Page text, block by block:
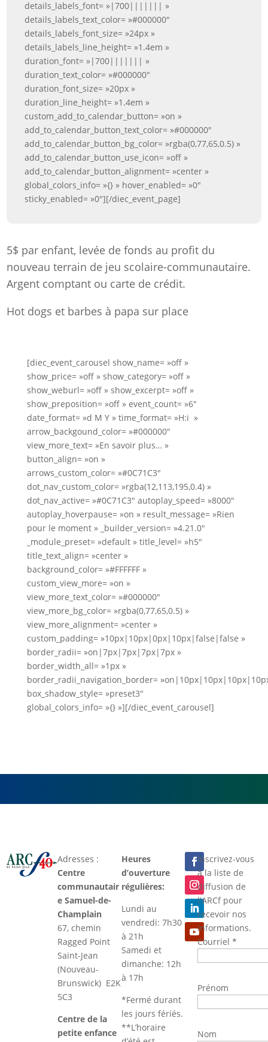
details_labels_font= »|700||||||| »
details_labels_text_color= »#000000″
details_labels_font_size= »24px »
details_labels_line_height= »1.4em »
duration_font= »|700||||||| »
duration_text_color= »#000000″
duration_font_size= »20px »
duration_line_height= »1.4em »
custom_add_to_calendar_button= »on »
add_to_calendar_button_text_color= »#000000″
add_to_calendar_button_bg_color= »rgba(0,77,65,0.5) »
add_to_calendar_button_use_icon= »off »
add_to_calendar_button_alignment= »center »
global_colors_info= »{} » hover_enabled= »0″
sticky_enabled= »0″][/diec_event_page]
5$ par enfant, levée de fonds au profit du
nouveau terrain de jeu scolaire-communautaire.
Argent comptant ou carte de crédit.
Hot dogs et barbes à papa sur place
[diec_event_carousel show_name= »off »
show_price= »off » show_category= »off »
show_weburl= »off » show_excerpt= »off »
show_preposition= »off » event_count= »6″
date_format= »d M Y » time_format= »H:i »
arrow_backgound_color= »#000000″
view_more_text= »En savoir plus… »
button_align= »on »
arrows_custom_color= »#0C71C3″
dot_nav_custom_color= »rgba(12,113,195,0.4) »
dot_nav_active= »#0C71C3″ autoplay_speed= »8000″
autoplay_hoverpause= »on » result_message= »Rien
pour le moment » _builder_version= »4.21.0″
_module_preset= »default » title_level= »h5″
title_text_align= »center »
background_color= »#FFFFFF »
custom_view_more= »on »
view_more_text_color= »#000000″
view_more_bg_color= »rgba(0,77,65,0.5) »
view_more_alignment= »center »
custom_padding= »10px|10px|0px|10px|false|false »
border_radii= »on|7px|7px|7px|7px »
border_width_all= »1px »
border_radii_navigation_border=
box_shadow_style= »preset3″
global_colors_info= »{} »][/diec_event_carousel]
Adresses :
Centre
communautair
e Samuel-de-
Champlain
67, chemin
Ragged Point
Saint-Jean
(Nouveau-
Brunswick) E2K
5C3
Centre de la
petite enfance
Heures
d’ouverture
régulières:
Lundi au
vendredi: 7h30
à 21h
Samedi et
dimanche: 12h
à 17h
*Fermé durant
les jours fériés.
**L’horaire
Inscrivez-vous
à la liste de
diffusion de
l'ARCf pour
recevoir nos
informations.
Courriel*
Prénom
Nom